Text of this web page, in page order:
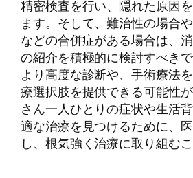
精密検査を行い、隠れた原因
ます。そして、難治性の場合
などの合併症がある場合は、
の紹介を積極的に検討すべきで
より高度な診断や、手術療法
療選択肢を提供できる可能性
さん一人ひとりの症状や生活
適な治療を見つけるために、
し、根気強く治療に取り組む